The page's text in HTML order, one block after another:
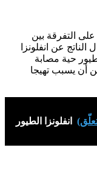
التفرقة بين
عن انفلونزا
حية مصابة
أن يسبب تهيجا
انفلونزا الطيور